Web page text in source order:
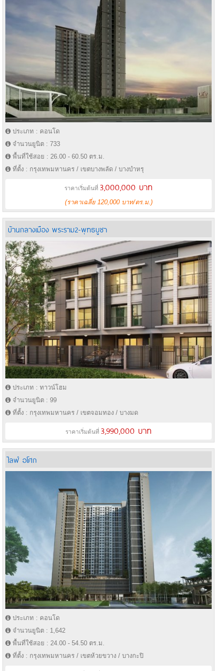
ประเภท : คอนโด
จำนวนยูนิต : 733
พื้นที่ใช้สอย : 26.00 - 60.50 ตร.ม.
ที่ตั้ง : กรุงเทพมหานคร / เขตบางพลัด / บางบำหรุ
ราคาเริ่มต้นที่ 3,000,000 บาท
(ราคาเฉลี่ย 120,000 บาท/ตร.ม.)
บ้านกลางเมือง พระราม2-พุทธบูชา
ประเภท : ทาวน์โฮม
จำนวนยูนิต : 99
ที่ตั้ง : กรุงเทพมหานคร / เขตจอมทอง / บางมด
ราคาเริ่มต้นที่ 3,990,000 บาท
ไลฟ์ อโศก
ประเภท : คอนโด
จำนวนยูนิต : 1,642
พื้นที่ใช้สอย : 24.00 - 54.50 ตร.ม.
ที่ตั้ง : กรุงเทพมหานคร / เขตห้วยขวาง / บางกะปิ